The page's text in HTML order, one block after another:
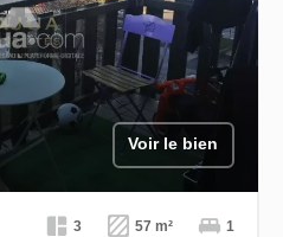
Voir le bien
3 57 m² 1